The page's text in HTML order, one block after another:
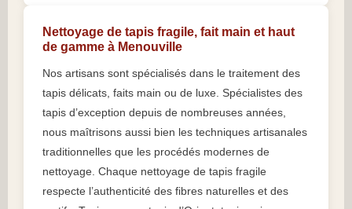
Nettoyage de tapis fragile, fait main et haut
de gamme à Menouville
Nos artisans sont spécialisés dans le traitement des
tapis délicats, faits main ou de luxe. Spécialistes des
tapis d’exception depuis de nombreuses années,
nous maîtrisons aussi bien les techniques artisanales
traditionnelles que les procédés modernes de
nettoyage. Chaque nettoyage de tapis fragile
respecte l’authenticité des fibres naturelles et des